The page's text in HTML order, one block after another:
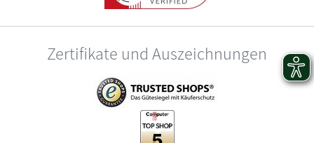
Zertifikate und Auszeichnungen